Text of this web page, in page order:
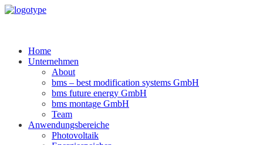
Home
Unternehmen
About
bms – best modification systems GmbH
bms future energy GmbH
bms montage GmbH
Team
Anwendungsbereiche
Photovoltaik